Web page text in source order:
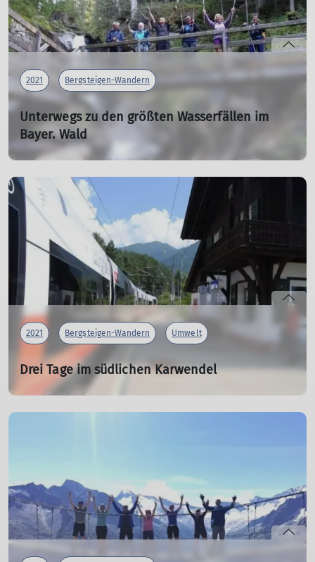
2021 Bergsteigen-Wandern
Unterwegs zu den größten Wasserfällen im
Bayer. Wald
07.09.2021
Der aktuelle Streik der Bahn sowie der Einsatz vom
Schienenersatzverkehr veranlasste die Tourenleiter, die
geplante Tour zum Schliersee zu ändern.
mehr erfahren
2021 Bergsteigen-Wandern Umwelt
Drei Tage im südlichen Karwendel
18.08.2021
Ein verlängertes Wochenende verbrachten 5 Wanderer